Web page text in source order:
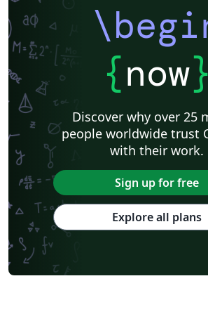
{now}
Discover why over 25
people worldwide trust
with their work.
Sign up for free
Explore all plans